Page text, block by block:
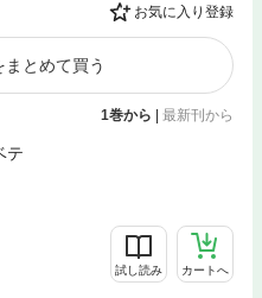
お気に入り登録
とめて買う
1巻から | 最新刊から
テ
試し読み カートへ